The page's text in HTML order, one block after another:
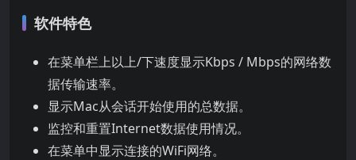
软件特色
在菜单栏上以上/下速度显示Kbps / Mbps的网络数
据传输速率。
显示Mac从会话开始使用的总数据。
监控和重置Internet数据使用情况。
在菜单中显示连接的WiFi网络。